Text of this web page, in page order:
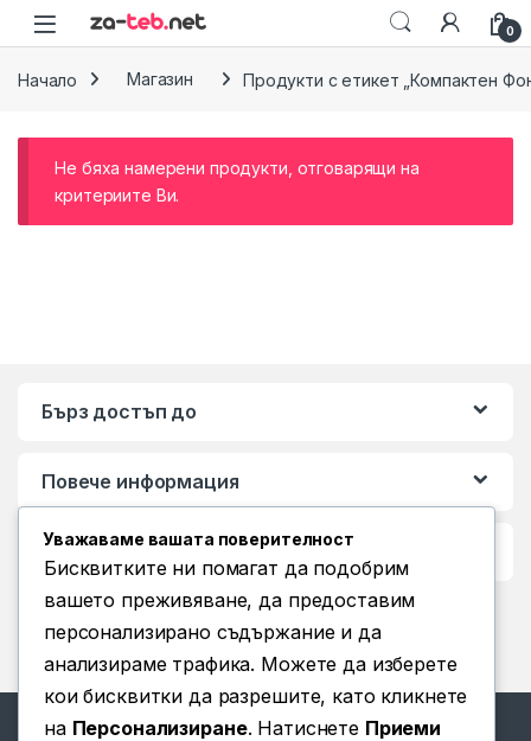
Skip to navigation
Skip to content
0
Начало Магазин Продукти с етикет „Компактен
Не бяха намерени продукти, отговарящи на
критериите Ви.
Бърз достъп до
Повече информация
Условия за ползване
Уважаваме вашата поверителност
Бисквитките ни помагат да подобрим
вашето преживяване, да предоставим
персонализирано съдържание и да
анализираме трафика. Можете да изберете
кои бисквитки да разрешите, като кликнете
на Персонализиране. Натиснете Приеми